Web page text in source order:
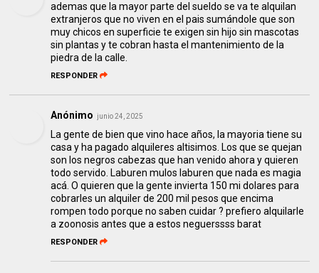
ademas que la mayor parte del sueldo se va te alquilan
extranjeros que no viven en el pais sumándole que son
muy chicos en superficie te exigen sin hijo sin mascotas
sin plantas y te cobran hasta el mantenimiento de la
piedra de la calle.
RESPONDER
Anónimo junio 24, 2025
La gente de bien que vino hace años, la mayoria tiene su
casa y ha pagado alquileres altisimos. Los que se quejan
son los negros cabezas que han venido ahora y quieren
todo servido. Laburen mulos laburen que nada es magia
acá. O quieren que la gente invierta 150 mi dolares para
cobrarles un alquiler de 200 mil pesos que encima
rompen todo porque no saben cuidar ? prefiero alquilarle
a zoonosis antes que a estos neguerssss barat
RESPONDER